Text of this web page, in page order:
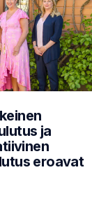
ja
eroavat